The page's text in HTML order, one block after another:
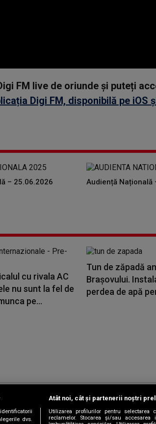
FM live de oriunde și puteți
Digi FM, disponibilă pe iOS
– 25.06.2026 Audiență Națională
cu rivala AC
nu sunt la fel de
pe...
Tun de zăpadă
Brașovului.
perdea de apă
Copyright © 2026 / DIGI ROMANIA S.A.
și condiții |Politica de confidențialitate|
dvs.
Atât noi, cât și partenerii noștri
Utilizarea profilurilor pentru selectarea
reclamelor. Stocarea și/sau